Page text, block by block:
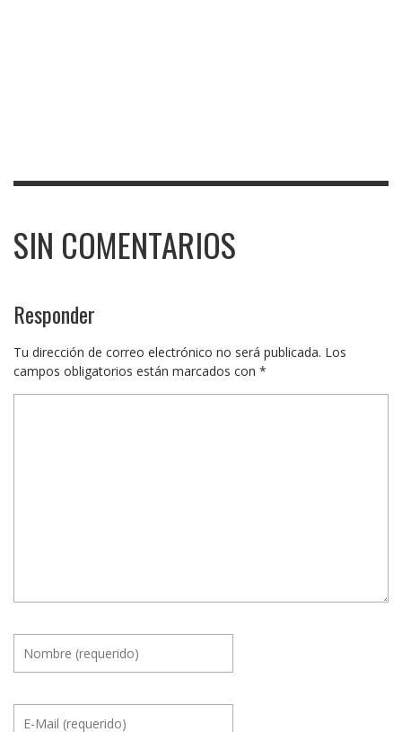
SIN COMENTARIOS
Responder
Tu dirección de correo electrónico no será publicada. Los
campos obligatorios están marcados con *